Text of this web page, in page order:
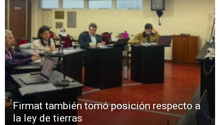
Firmat también tomó posición respecto a
la ley de tierras